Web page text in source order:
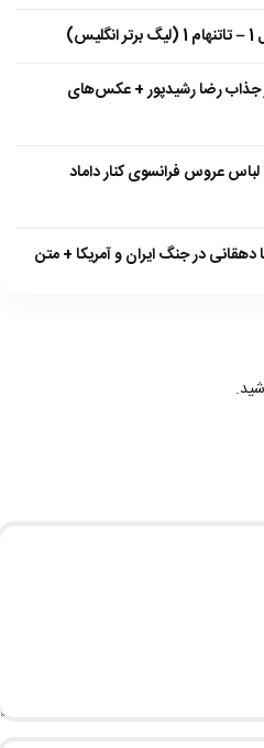
جذاب رضا رشیدپور + عکس‌های
عروس فرانسوی کنار داماد
دهقانی در جنگ ایران و آمریکا + متن